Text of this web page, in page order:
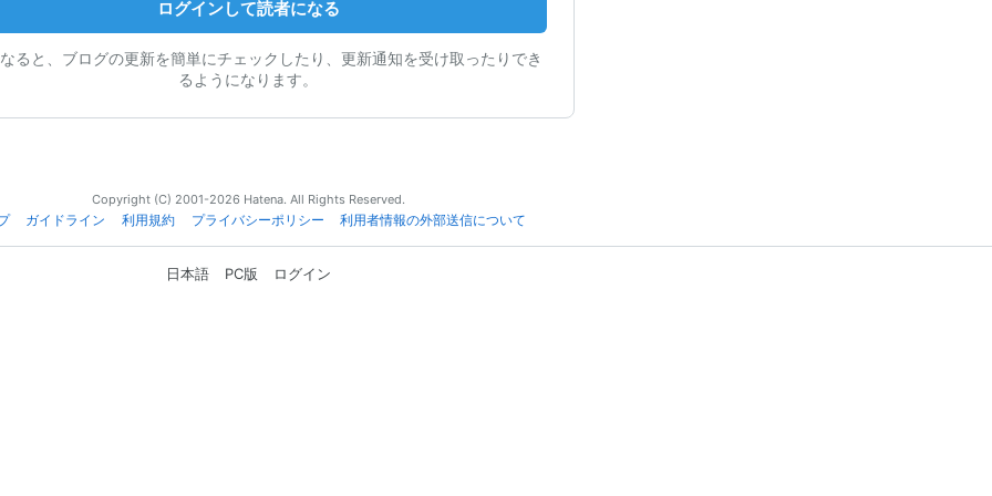
ログインして読者になる
ると、ブログの更新を簡単にチェックしたり、更新通知を受け取ったりでき
るようになります。
Copyright (C) 2001-2026 Hatena. All Rights Reserved.
ガイドライン 利用規約 プライバシーポリシー 利用者情報の外部送信について
日本語 PC版 ログイン